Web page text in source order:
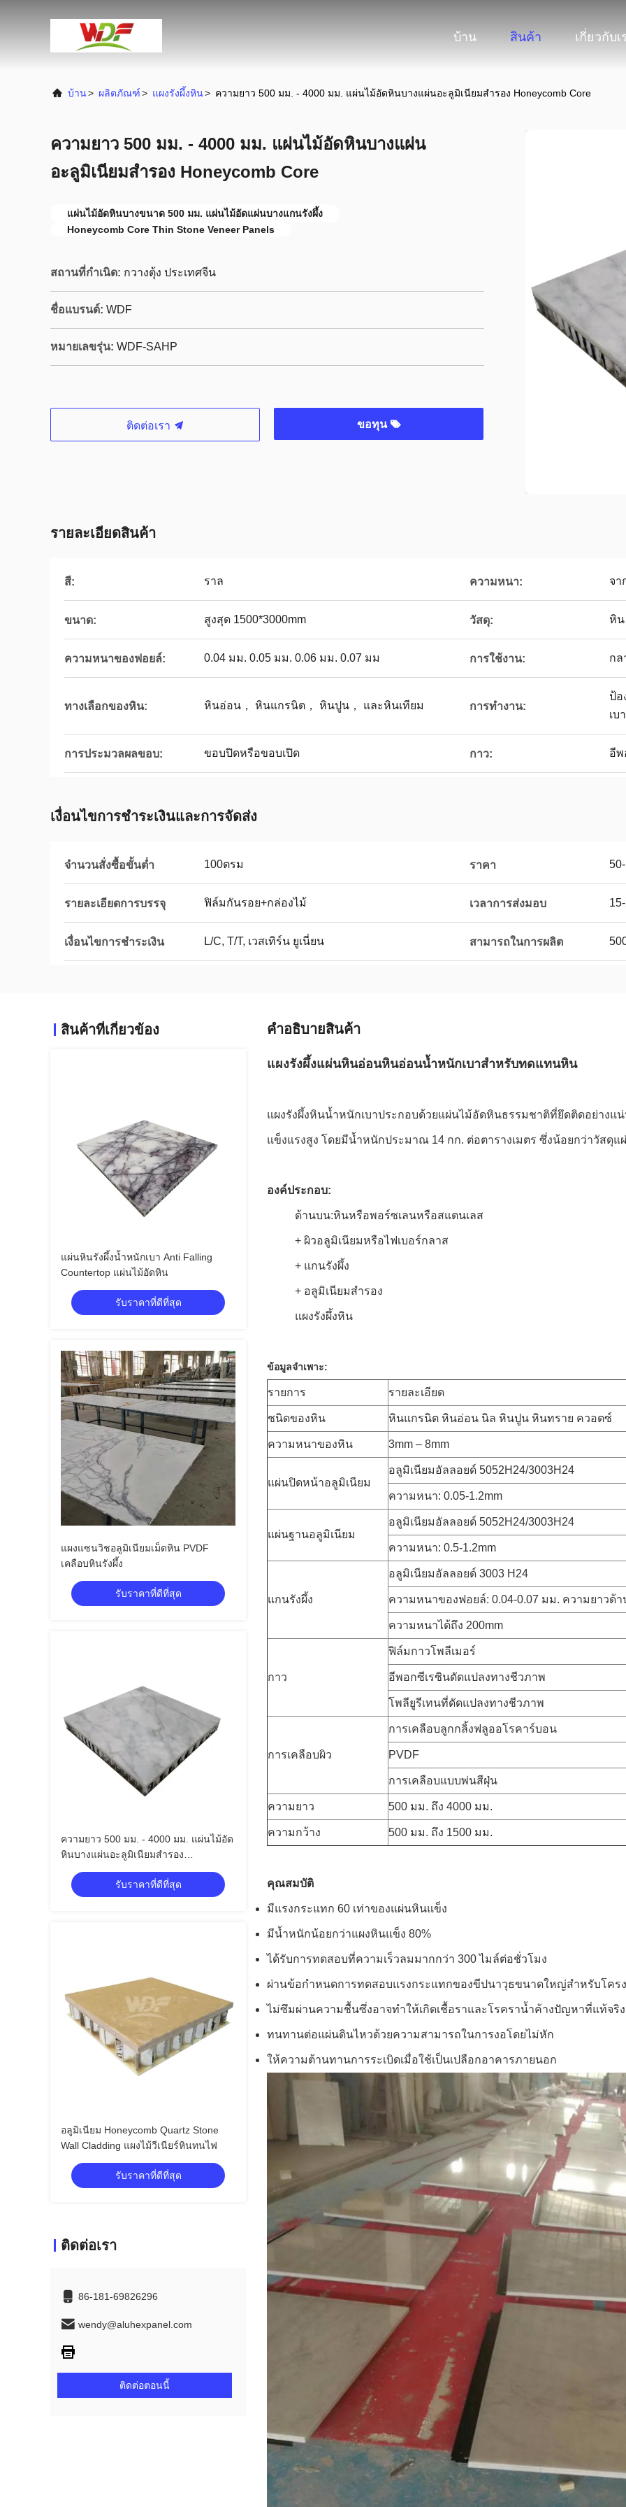
บ้าน สินค้า เกี่ยวกับเ
บ้าน> ผลิตภัณฑ์> แผงรังผึ้งหิน> ความยาว 500 มม. - 4000 มม. แผ่นไม้อัดหินบางแผ่นอะลูมิเนียมสำรอง Honeycomb Core
ความยาว 500 มม. - 4000 มม. แผ่นไม้อัดหินบางแผ่น
อะลูมิเนียมสำรอง Honeycomb Core
แผ่นไม้อัดหินบางขนาด 500 มม. แผ่นไม้อัดแผ่นบางแกนรังผึ้ง
Honeycomb Core Thin Stone Veneer Panels
สถานที่กำเนิด: กวางตุ้ง ประเทศจีน
ชื่อแบรนด์: WDF
หมายเลขรุ่น: WDF-SAHP
ติดต่อเรา ขอทุน
รายละเอียดสินค้า
สี: ราล ความหนา: จา
ขนาด: สูงสุด 1500*3000mm วัสดุ: หิน
ความหนาของฟอยล์: 0.04 มม. 0.05 มม. 0.06 มม. 0.07 มม การใช้งาน: กล
ทางเลือกของหิน: หินอ่อน， หินแกรนิต， หินปูน， และหินเทียม การทำงาน:
ป้อ
เบา
การประมวลผลขอบ: ขอบปิดหรือขอบเปิด กาว: อีพ
เงื่อนไขการชำระเงินและการจัดส่ง
จำนวนสั่งซื้อขั้นต่ำ 100ตรม ราคา
รายละเอียดการบรรจุ ฟิล์มกันรอย+กล่องไม้ เวลาการส่งมอบ
เงื่อนไขการชำระเงิน L/C, T/T, เวสเทิร์น ยูเนี่ยน สามารถในการผลิต
สินค้าที่เกี่ยวข้อง
แผ่นหินรังผึ้งน้ำหนักเบา Anti Falling
Countertop แผ่นไม้อัดหิน
รับราคาที่ดีที่สุด
แผงแซนวิชอลูมิเนียมเม็ดหิน PVDF
เคลือบหินรังผึ้ง
รับราคาที่ดีที่สุด
ความยาว 500 มม. - 4000 มม. แผ่นไม้อัด
หินบางแผ่นอะลูมิเนียมสำรอง
Honeycomb Core
รับราคาที่ดีที่สุด
อลูมิเนียม Honeycomb Quartz Stone
Wall Cladding แผงไม้วีเนียร์หินทนไฟ
รับราคาที่ดีที่สุด
ติดต่อเรา
86-181-69826296
wendy@aluhexpanel.com
ติดต่อตอนนี้
คําอธิบายสินค้า
แผงรังผึ้งแผ่นหินอ่อนหินอ่อนน้ำหนักเบาสำหรับทดแทนหิน
แผงรังผึ้งหินน้ำหนักเบาประกอบด้วยแผ่นไม้อัดหินธรรมชาติที่ยึดติดอย่างแ
แข็งแรงสูง โดยมีน้ำหนักประมาณ 14 กก. ต่อตารางเมตร ซึ่งน้อยกว่าวัสดุ
องค์ประกอบ:
ด้านบน:หินหรือพอร์ซเลนหรือสแตนเลส
+ ผิวอลูมิเนียมหรือไฟเบอร์กลาส
+ แกนรังผึ้ง
+ อลูมิเนียมสำรอง
แผงรังผึ้งหิน
ข้อมูลจำเพาะ:
รายการ รายละเอียด
ชนิดของหิน หินแกรนิต หินอ่อน นิล หินปูน หินทราย ควอตซ์
ความหนาของหิน 3mm – 8mm
แผ่นปิดหน้าอลูมิเนียม
อลูมิเนียมอัลลอยด์ 5052H24/3003H24
ความหนา: 0.05-1.2mm
แผ่นฐานอลูมิเนียม
อลูมิเนียมอัลลอยด์ 5052H24/3003H24
ความหนา: 0.5-1.2mm
แกนรังผึ้ง
อลูมิเนียมอัลลอยด์ 3003 H24
ความหนาของฟอยล์: 0.04-0.07 มม. ความยาวด้า
ความหนาได้ถึง 200mm
กาว
ฟิล์มกาวโพลีเมอร์
อีพอกซีเรซินดัดแปลงทางชีวภาพ
โพลียูรีเทนที่ดัดแปลงทางชีวภาพ
การเคลือบผิว
การเคลือบลูกกลิ้งฟลูออโรคาร์บอน
PVDF
การเคลือบแบบพ่นสีฝุ่น
ความยาว 500 มม. ถึง 4000 มม.
ความกว้าง 500 มม. ถึง 1500 มม.
คุณสมบัติ
มีแรงกระแทก 60 เท่าของแผ่นหินแข็ง
มีน้ำหนักน้อยกว่าแผงหินแข็ง 80%
ได้รับการทดสอบที่ความเร็วลมมากกว่า 300 ไมล์ต่อชั่วโมง
ผ่านข้อกำหนดการทดสอบแรงกระแทกของขีปนาวุธขนาดใหญ่สำหรับโครง
ไม่ซึมผ่านความชื้นซึ่งอาจทำให้เกิดเชื้อราและโรคราน้ำค้างปัญหาที่แท้จริ
ทนทานต่อแผ่นดินไหวด้วยความสามารถในการงอโดยไม่หัก
ให้ความต้านทานการระเบิดเมื่อใช้เป็นเปลือกอาคารภายนอก